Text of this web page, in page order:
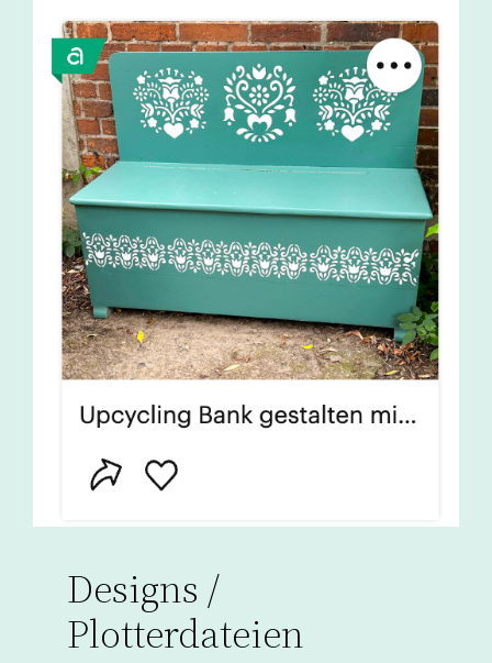
Designs /
Plotterdateien